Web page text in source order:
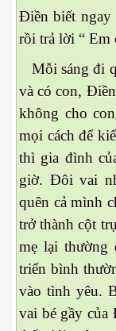
Điền biết ngay
rồi trả lời “ Em
Mỗi sáng đi
và có con,
không cho
mọi cách để
thì gia đình
giờ. Đôi vai
quên cả mình
trở thành cột
mẹ lại thường
triển bình
vào tình yêu.
vai bé gầy